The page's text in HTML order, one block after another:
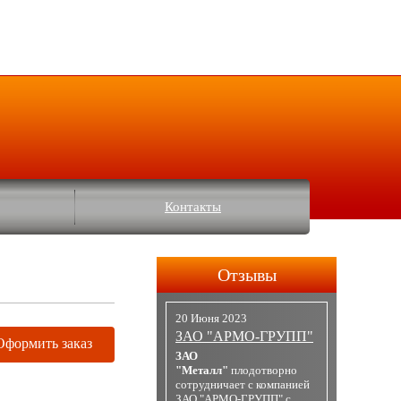
Контакты
заказ
Отзывы
20 Июня 2023
ЗАО "АРМО-ГРУПП"
ЗАО
"Металл" плодотворно
сотрудничает с компанией